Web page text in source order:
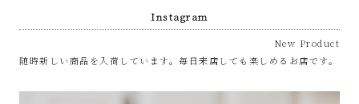
Instagram
New Product
随時新しい商品を入荷しています。毎日来店しても楽しめるお店です。